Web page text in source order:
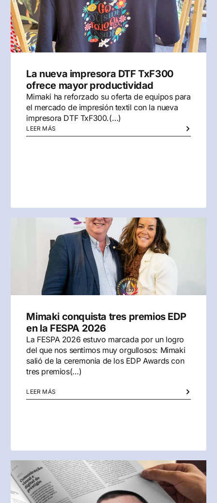
La nueva impresora DTF TxF300
ofrece mayor productividad
Mimaki ha reforzado su oferta de equipos para
el mercado de impresión textil con la nueva
impresora DTF TxF300.(…)
LEER MÁS
Mimaki conquista tres premios EDP
en la FESPA 2026
La FESPA 2026 estuvo marcada por un logro
del que nos sentimos muy orgullosos: Mimaki
salió de la ceremonia de los EDP Awards con
tres premios(…)
LEER MÁS